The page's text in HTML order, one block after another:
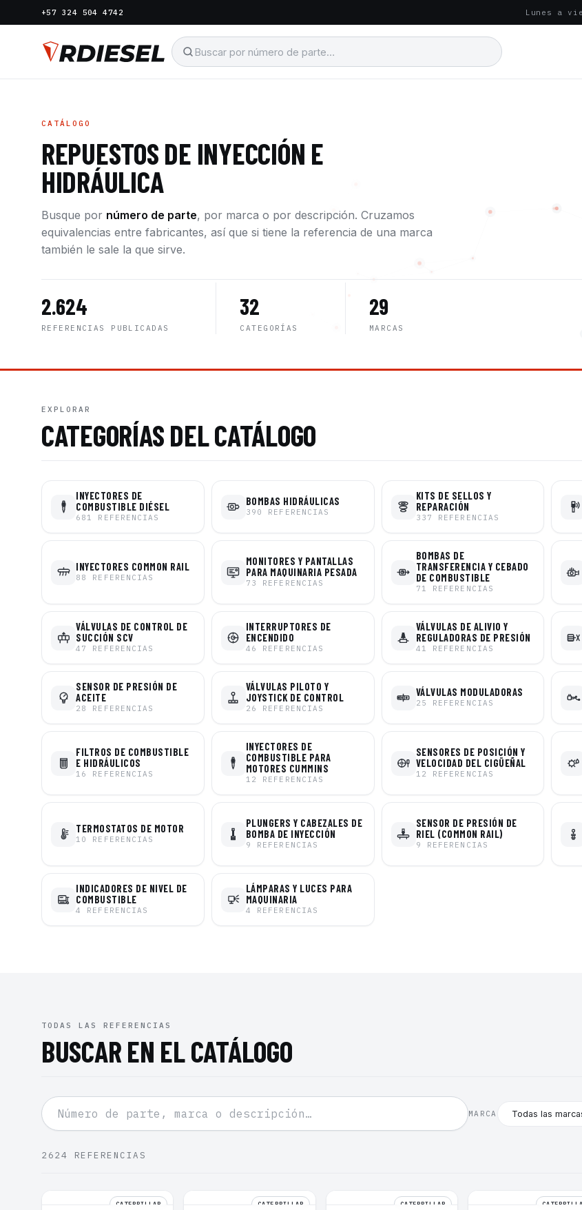
+57 324 504 4742 Lunes a
CATÁLOGO
REPUESTOS DE INYECCIÓN E
HIDRÁULICA
Busque por número de parte, por marca o por descripción. Cruzamos
equivalencias entre fabricantes, así que si tiene la referencia de una marca
también le sale la que sirve.
2.624
REFERENCIAS PUBLICADAS
32
CATEGORÍAS
29
MARCAS
EXPLORAR
CATEGORÍAS DEL CATÁLOGO
INYECTORES DE
COMBUSTIBLE DIÉSEL
681 REFERENCIAS
BOMBAS HIDRÁULICAS
390 REFERENCIAS
KITS DE SELLOS Y
REPARACIÓN
337 REFERENCIAS
INYECTORES COMMON RAIL
88 REFERENCIAS
MONITORES Y PANTALLAS
PARA MAQUINARIA PESADA
73 REFERENCIAS
BOMBAS DE
TRANSFERENCIA Y CEBADO
DE COMBUSTIBLE
71 REFERENCIAS
VÁLVULAS DE CONTROL DE
SUCCIÓN SCV
47 REFERENCIAS
INTERRUPTORES DE
ENCENDIDO
46 REFERENCIAS
VÁLVULAS DE ALIVIO Y
REGULADORAS DE PRESIÓN
41 REFERENCIAS
SENSOR DE PRESIÓN DE
ACEITE
28 REFERENCIAS
VÁLVULAS PILOTO Y
JOYSTICK DE CONTROL
26 REFERENCIAS
VÁLVULAS MODULADORAS
25 REFERENCIAS
FILTROS DE COMBUSTIBLE
E HIDRÁULICOS
16 REFERENCIAS
INYECTORES DE
COMBUSTIBLE PARA
MOTORES CUMMINS
12 REFERENCIAS
SENSORES DE POSICIÓN Y
VELOCIDAD DEL CIGÜEÑAL
12 REFERENCIAS
TERMOSTATOS DE MOTOR
10 REFERENCIAS
PLUNGERS Y CABEZALES DE
BOMBA DE INYECCIÓN
9 REFERENCIAS
SENSOR DE PRESIÓN DE
RIEL (COMMON RAIL)
9 REFERENCIAS
INDICADORES DE NIVEL DE
COMBUSTIBLE
4 REFERENCIAS
LÁMPARAS Y LUCES PARA
MAQUINARIA
4 REFERENCIAS
TODAS LAS REFERENCIAS
BUSCAR EN EL CATÁLOGO
MARCA
2624 REFERENCIAS
CATERPILLAR CATERPILLAR CATERPILLAR